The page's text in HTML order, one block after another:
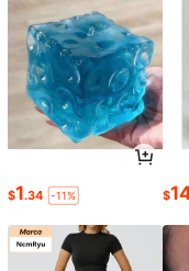
$1.34 -11% $